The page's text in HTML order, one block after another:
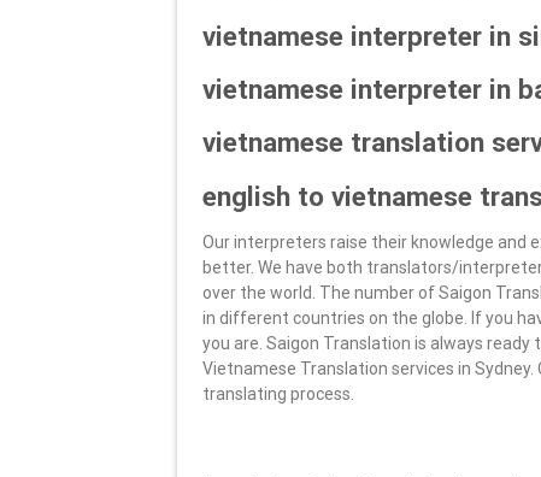
vietnamese interpreter in
vietnamese interpreter in
vietnamese translation
english to vietnamese
Our interpreters raise their knowledge and
better. We have both translators/
over the world. The number of Saigon
in different countries on the globe. If you
you are. Saigon Translation is always
Vietnamese Translation services in
translating process.